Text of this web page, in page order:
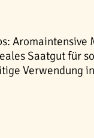
Saatgut für
Verwendung